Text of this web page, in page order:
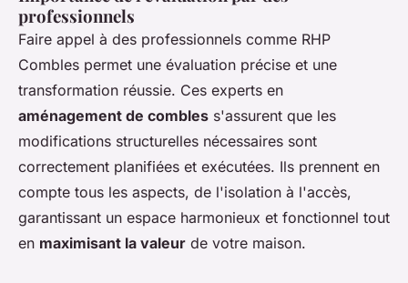
professionnels
Faire appel à des professionnels comme RHP
Combles permet une évaluation précise et une
transformation réussie. Ces experts en
aménagement de combles s'assurent que les
modifications structurelles nécessaires sont
correctement planifiées et exécutées. Ils prennent en
compte tous les aspects, de l'isolation à l'accès,
garantissant un espace harmonieux et fonctionnel tout
en maximisant la valeur de votre maison.